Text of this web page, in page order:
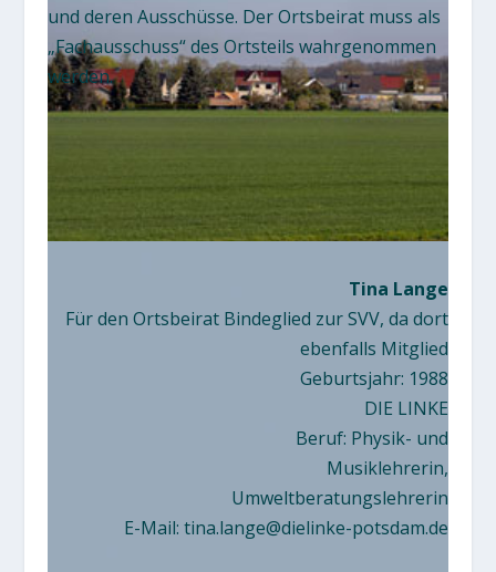
und deren Ausschüsse. Der Ortsbeirat muss als
„Fachausschuss“ des Ortsteils wahrgenommen
werden.
Tina Lange
Für den Ortsbeirat Bindeglied zur SVV, da dort
ebenfalls Mitglied
Geburtsjahr: 1988
DIE LINKE
Beruf: Physik- und
Musiklehrerin,
Umweltberatungslehrerin
E-Mail:tina.lange@dielinke-potsdam.de